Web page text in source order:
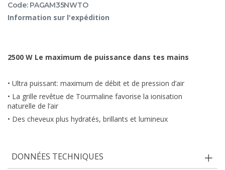
Code: PAGAM35NWTO
Information sur l'expédition
2500 W Le maximum de puissance dans tes mains
• Ultra puissant: maximum de débit et de pression d’air
• La grille revêtue de Tourmaline favorise la ionisation
naturelle de l’air
• Des cheveux plus hydratés, brillants et lumineux
DONNÉES TECHNIQUES